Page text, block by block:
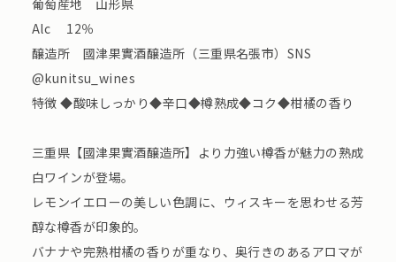
葡萄産地 山形県
Alc 12％
醸造所 國津果實酒醸造所（三重県名張市）SNS
@kunitsu_wines
特徴 ◆酸味しっかり◆辛口◆樽熟成◆コク◆柑橘の香り
三重県【國津果實酒醸造所】より力強い樽香が魅力の熟成
白ワインが登場。
レモンイエローの美しい色調に、ウィスキーを思わせる芳
醇な樽香が印象的。
バナナや完熟柑橘の香りが重なり、奥行きのあるアロマが